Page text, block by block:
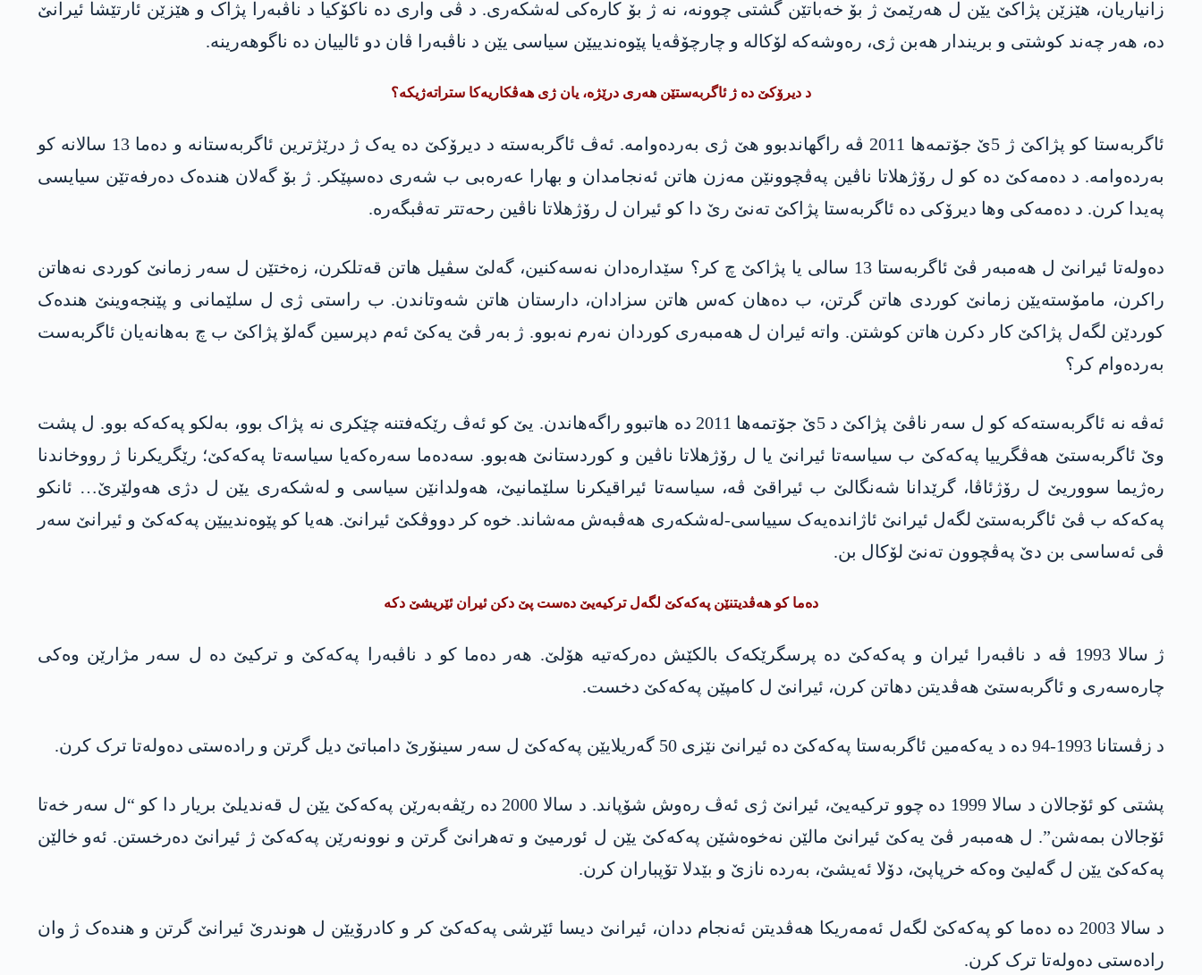
زانیاریان، ھێزێن پژاکێ یێن ل ھەرێمێ ژ بۆ خەباتێن گشتی چوونە، نە ژ بۆ کارەکی لەشکەری. د ڤی واری دە ناکۆکیا د ناڤبەرا پژاک و ھێزێن ئارتێشا ئیرانێ
دە، ھەر چەند کوشتی و بریندار ھەبن ژی، رەوشەکە لۆکالە و چارچۆڤەیا پێوەندییێن سیاسی یێن د ناڤبەرا ڤان دو ئالییان دە ناگوھەرینە.
د دیرۆکێ دە ژ ئاگربەستێن ھەری درێژە، یان ژی ھەڤکاریەکا ستراتەژیکە؟
ئاگربەستا کو پژاکێ ژ 5ێ جۆتمەھا 2011 ڤە راگھاندبوو ھێ ژی بەردەوامە. ئەڤ ئاگربەستە د دیرۆکێ دە یەک ژ درێژترین ئاگربەستانە و دەما 13 سالانە کو
بەردەوامە. د دەمەکێ دە کو ل رۆژھلاتا ناڤین پەڤچوونێن مەزن ھاتن ئەنجامدان و بھارا عەرەبی ب شەری دەسپێکر. ژ بۆ گەلان ھندەک دەرفەتێن سیایسی
پەیدا کرن. د دەمەکی وھا دیرۆکی دە ئاگربەستا پژاکێ تەنێ رێ دا کو ئیران ل رۆژھلاتا ناڤین رحەتتر تەڤبگەرە.
دەولەتا ئیرانێ ل ھەمبەر ڤێ ئاگربەستا 13 سالی یا پژاکێ چ کر؟ سێدارەدان نەسەکنین، گەلێ سڤیل ھاتن قەتلکرن، زەختێن ل سەر زمانێ کوردی نەھاتن
راکرن، مامۆستەیێن زمانێ کوردی ھاتن گرتن، ب دەھان کەس ھاتن سزادان، دارستان ھاتن شەوتاندن. ب راستی ژی ل سلێمانی و پێنجەوینێ ھندەک
کوردێن لگەل پژاکێ کار دکرن ھاتن کوشتن. واتە ئیران ل ھەمبەری کوردان نەرم نەبوو. ژ بەر ڤێ یەکێ ئەم دپرسین گەلۆ پژاکێ ب چ بەهانەیان ئاگربەست
بەردەوام کر؟
ئەڤە نە ئاگربەستەکە کو ل سەر ناڤێ پژاکێ د 5ێ جۆتمەھا 2011 دە ھاتبوو راگەهاندن. یێ کو ئەڤ رێکەفتنە چێکری نە پژاک بوو، بەلکو پەکەکە بوو. ل پشت
وێ ئاگربەستێ ھەڤگرییا پەکەکێ ب سیاسەتا ئیرانێ یا ل رۆژھلاتا ناڤین و کوردستانێ ھەبوو. سەدەما سەرەکەیا سیاسەتا پەکەکێ؛ رێگریکرنا ژ رووخاندنا
رەژیما سووریێ ل رۆژئاڤا، گرێدانا شەنگالێ ب ئیراقێ ڤە، سیاسەتا ئیراقیکرنا سلێمانیێ، ھەولدانێن سیاسی و لەشکەری یێن ل دژی ھەولێرێ… ئانکو
پەکەکە ب ڤێ ئاگربەستێ لگەل ئیرانێ ئاژاندەیەک سییاسی-لەشکەری ھەڤبەش مەشاند. خوە کر دووڤکێ ئیرانێ. ھەیا کو پێوەندییێن پەکەکێ و ئیرانێ سەر
ڤی ئەساسی بن دێ پەڤچوون تەنێ لۆکال بن.
دەما کو ھەڤدیتنێن پەکەکێ لگەل ترکیەیێ دەست پێ دکن ئیران ئێریشێ دکە
ژ سالا 1993 ڤە د ناڤبەرا ئیران و پەکەکێ دە پرسگرێکەک بالکێش دەرکەتیە ھۆلێ. ھەر دەما کو د ناڤبەرا پەکەکێ و ترکیێ دە ل سەر مژارێن وەکی
چارەسەری و ئاگربەستێ ھەڤدیتن دھاتن کرن، ئیرانێ ل کامپێن پەکەکێ دخست.
د زڤستانا 1993-94 دە د یەکەمین ئاگربەستا پەکەکێ دە ئیرانێ نێزی 50 گەریلایێن پەکەکێ ل سەر سینۆرێ دامباتێ دیل گرتن و رادەستی دەولەتا ترک کرن.
پشتی کو ئۆجالان د سالا 1999 دە چوو ترکیەیێ، ئیرانێ ژی ئەڤ رەوش شۆپاند. د سالا 2000 دە رێڤەبەرێن پەکەکێ یێن ل قەندیلێ بریار دا کو “ل سەر خەتا
ئۆجالان بمەشن”. ل ھەمبەر ڤێ یەکێ ئیرانێ مالێن نەخوەشێن پەکەکێ یێن ل ئورمیێ و تەھرانێ گرتن و نوونەرێن پەکەکێ ژ ئیرانێ دەرخستن. ئەو خالێن
پەکەکێ یێن ل گەلیێ وەکە خرپاپێ، دۆلا ئەیشێ، بەردە نازێ و بێدلا تۆپباران کرن.
د سالا 2003 دە دەما کو پەکەکێ لگەل ئەمەریکا ھەڤدیتن ئەنجام ددان، ئیرانێ دیسا ئێرشی پەکەکێ کر و کادرۆیێن ل ھوندرێ ئیرانێ گرتن و ھندەک ژ وان
رادەستی دەولەتا ترک کرن.